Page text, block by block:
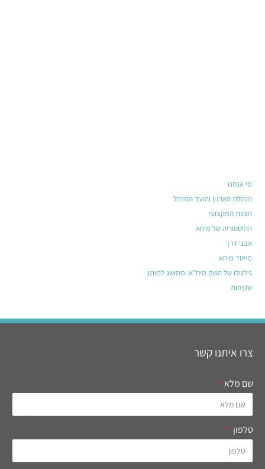
מי אנחנו
הנהלת הארגון והועד המנהל
הצוות המקצועי
ההיסטוריה של מיחא
אבני דרך
מייסד מיחא
גילגולו של השם מיח”א: ממושג למותג
שקיפות
צרו איתנו קשר
שם מלא
טלפון